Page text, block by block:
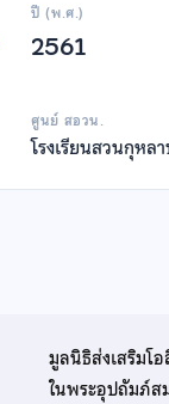
ปี (พ.ศ.)
2561
ศูนย์ สอวน.
โรงเรียนสวนกุหล
มูลนิธิส่งเสริมโ
ในพระอุปถัมภ์ส